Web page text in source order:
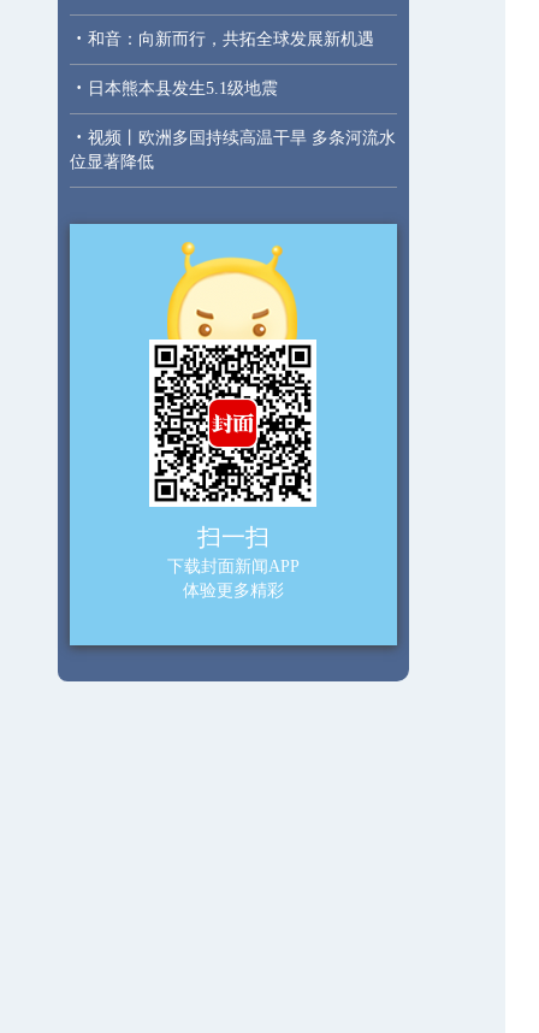
· 和音：向新而行，共拓全球发展新机遇
· 日本熊本县发生5.1级地震
· 视频丨欧洲多国持续高温干旱 多条河流水
位显著降低
扫一扫
下载封面新闻APP
体验更多精彩